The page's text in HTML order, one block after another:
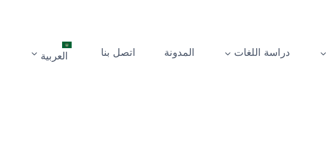
دراسة اللغات المدونة اتصل بنا العربية